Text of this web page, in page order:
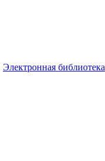
Электронная библиотека